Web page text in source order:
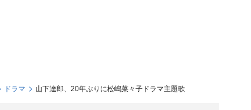
ドラマ 山下達郎、20年ぶりに松嶋菜々子ドラマ主題歌